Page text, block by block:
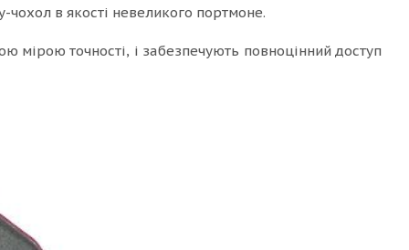
чохол в якості невеликого портмоне.
мірою точності, і забезпечують повноцінний доступ